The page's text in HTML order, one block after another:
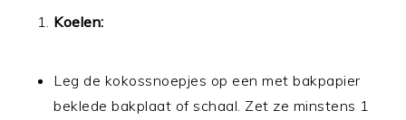
Koelen:
Leg de kokossnoepjes op een met bakpapier
beklede bakplaat of schaal. Zet ze minstens 1